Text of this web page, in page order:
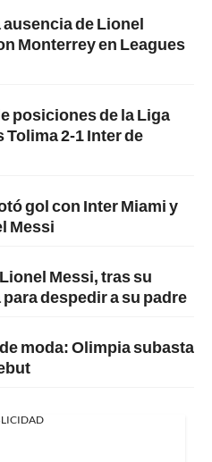
de Lionel
Monterrey en Leagues
posiciones de la Liga
Tolima 2-1 Inter de
gol con Inter Miami y
Messi
Messi, tras su
despedir a su padre
moda: Olimpia subasta